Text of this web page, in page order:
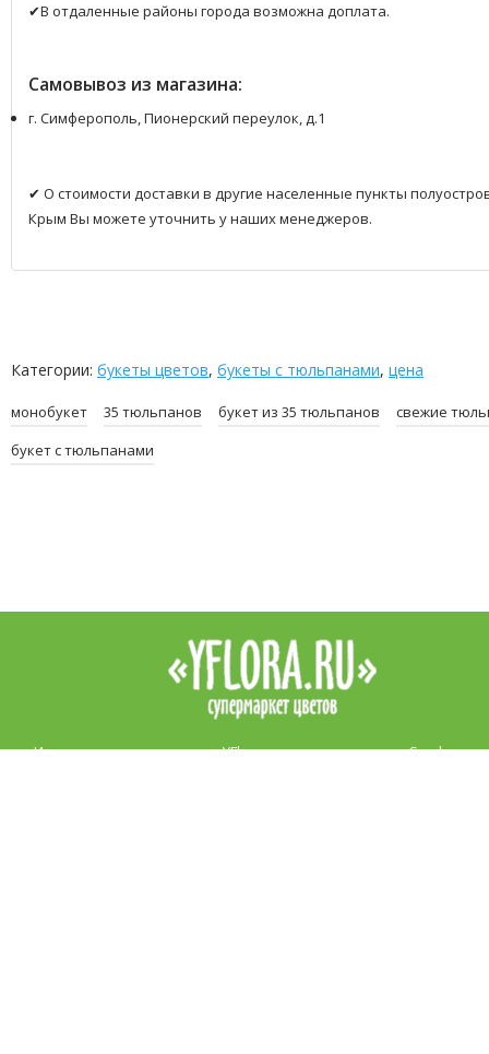
✔В отдаленные районы города возможна доплата.
Самовывоз из магазина:
г. Симферополь, Пионерский переулок, д.1
✔ О стоимости доставки в другие населенные пункты
Крым Вы можете уточнить у наших менеджеров.
Категории: букеты цветов, букеты с тюльпанами, цена
монобукет 35 тюльпанов букет из 35 тюльпанов
свежие
букет с тюльпанами
Интернет-магазин цветов YFlora — цветы на заказ в